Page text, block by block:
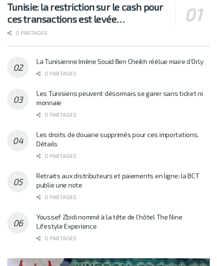
Tunisie: la restriction sur le cash pour
ces transactions est levée…
0 PARTAGES
La Tunisienne Imène Souid Ben Cheikh réélue maire d’Orly
0 PARTAGES
Les Tunisiens peuvent désormais se garer sans ticket ni
monnaie
0 PARTAGES
Les droits de douane supprimés pour ces importations.
Détails
0 PARTAGES
Retraits aux distributeurs et paiements en ligne: la BCT
publie une note
0 PARTAGES
Youssef Zbidi nommé à la tête de l’hôtel The Nine
Lifestyle Experience
0 PARTAGES